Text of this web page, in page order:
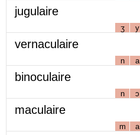
jugulaire
ʒ y
vernaculaire
n a
binoculaire
n ɔ
maculaire
m a